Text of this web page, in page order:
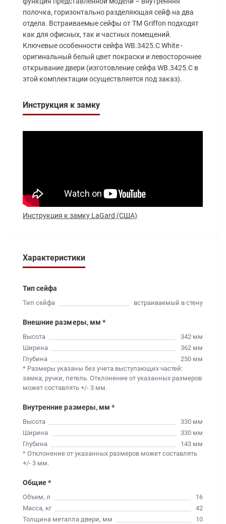
полочка, горизонтально разделяющая сейф на два
отдела. Встраиваемые сейфы от ТМ Griffon подходят
как для офисных, так и частных помещений.
Ключевые особенности сейфа WB.3425.C White -
оригинальный белый цвет покраски и левостороннее
открывание двери (изготовление сейфа WB.3425.C в
этой комплектации осуществляется под заказ).
Инструкция к замку
Инструкция к замку LaGard (США)
Характеристики
Тип сейфа
Тип сейфа встраиваемый в стену
Внешние размеры, мм *
Высота
342 мм
Ширина
362 мм
Глубина
250 мм
* Размеры указаны без учета выступающих частей:
замка, ручки, петель. Отклонение от указанных размеров
может составлять +/- 3 мм.
Внутренние размеры, мм *
Высота
330 мм
Ширина
330 мм
Глубина
143 мм
* Отклонение от указанных размеров может составлять
+/- 3 мм.
Общие *
Объем, л
16
Масса, кг
42
Толщина металла двери, мм
10